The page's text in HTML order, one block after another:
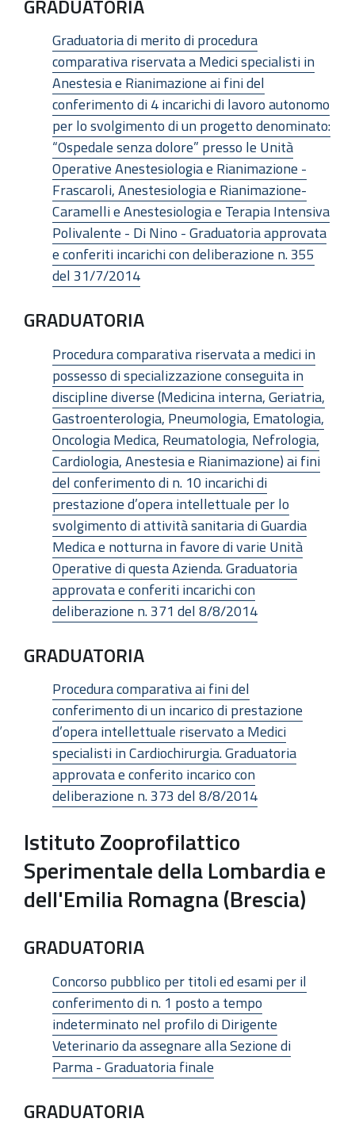
GRADUATORIA
Graduatoria di merito di procedura
comparativa riservata a Medici specialisti in
Anestesia e Rianimazione ai fini del
conferimento di 4 incarichi di lavoro autonomo
per lo svolgimento di un progetto denominato:
“Ospedale senza dolore” presso le Unità
Operative Anestesiologia e Rianimazione -
Frascaroli, Anestesiologia e Rianimazione-
Caramelli e Anestesiologia e Terapia Intensiva
Polivalente - Di Nino - Graduatoria approvata
e conferiti incarichi con deliberazione n. 355
del 31/7/2014
GRADUATORIA
Procedura comparativa riservata a medici in
possesso di specializzazione conseguita in
discipline diverse (Medicina interna, Geriatria,
Gastroenterologia, Pneumologia, Ematologia,
Oncologia Medica, Reumatologia, Nefrologia,
Cardiologia, Anestesia e Rianimazione) ai fini
del conferimento di n. 10 incarichi di
prestazione d’opera intellettuale per lo
svolgimento di attività sanitaria di Guardia
Medica e notturna in favore di varie Unità
Operative di questa Azienda. Graduatoria
approvata e conferiti incarichi con
deliberazione n. 371 del 8/8/2014
GRADUATORIA
Procedura comparativa ai fini del
conferimento di un incarico di prestazione
d’opera intellettuale riservato a Medici
specialisti in Cardiochirurgia. Graduatoria
approvata e conferito incarico con
deliberazione n. 373 del 8/8/2014
Istituto Zooprofilattico
Sperimentale della Lombardia e
dell'Emilia Romagna (Brescia)
GRADUATORIA
Concorso pubblico per titoli ed esami per il
conferimento di n. 1 posto a tempo
indeterminato nel profilo di Dirigente
Veterinario da assegnare alla Sezione di
Parma - Graduatoria finale
GRADUATORIA